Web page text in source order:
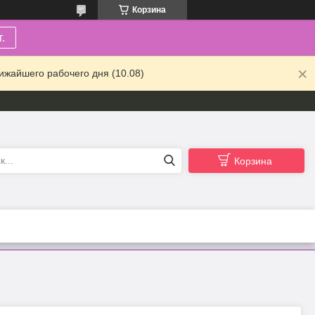
Корзина
рабочего дня (10.08)
Корзина